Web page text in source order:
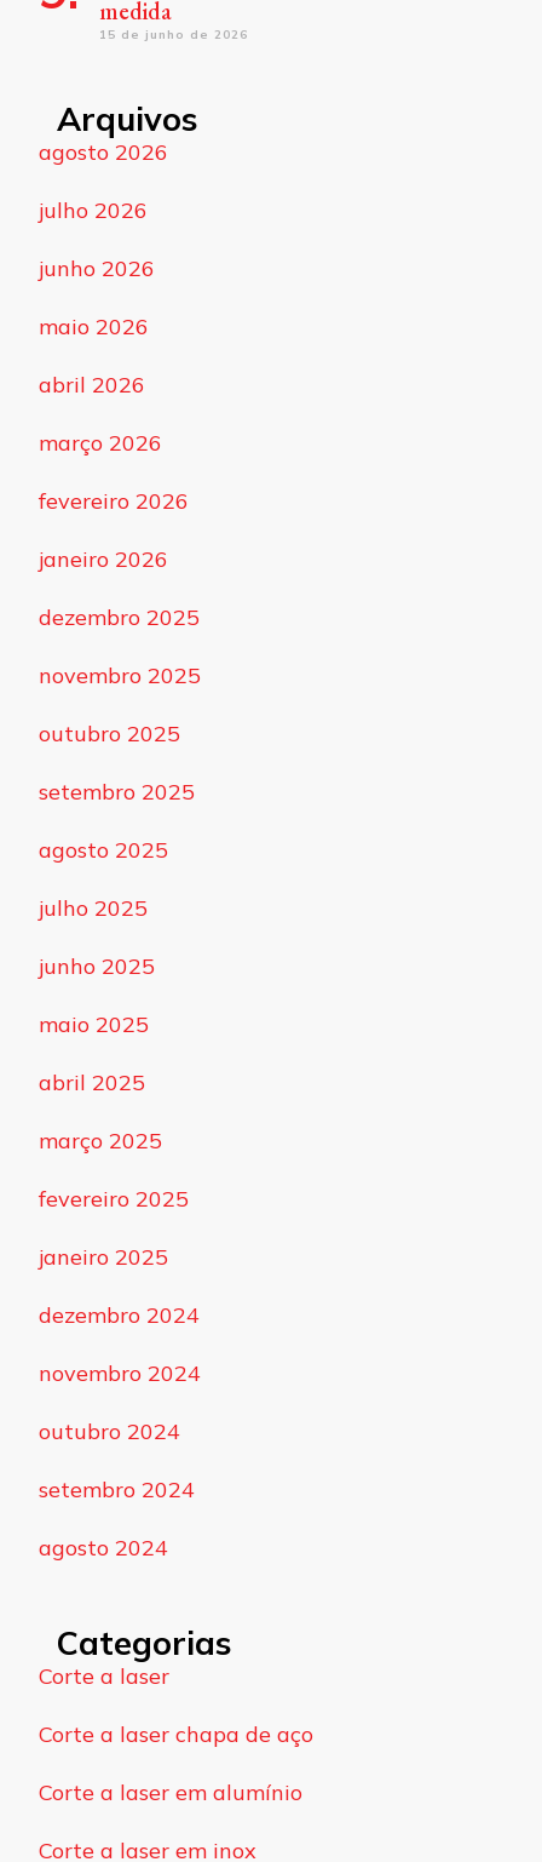
medida
15 de junho de 2026
Arquivos
agosto 2026
julho 2026
junho 2026
maio 2026
abril 2026
março 2026
fevereiro 2026
janeiro 2026
dezembro 2025
novembro 2025
outubro 2025
setembro 2025
agosto 2025
julho 2025
junho 2025
maio 2025
abril 2025
março 2025
fevereiro 2025
janeiro 2025
dezembro 2024
novembro 2024
outubro 2024
setembro 2024
agosto 2024
Categorias
Corte a laser
Corte a laser chapa de aço
Corte a laser em alumínio
Corte a laser em inox